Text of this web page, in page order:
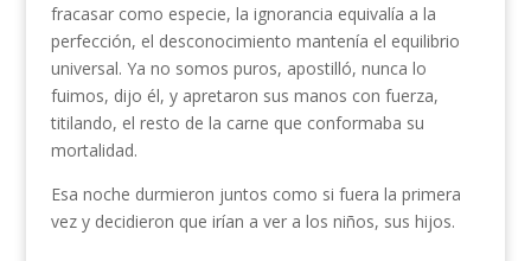
fracasar como especie, la ignorancia equivalía a la
perfección, el desconocimiento mantenía el equilibrio
universal. Ya no somos puros, apostilló, nunca lo
fuimos, dijo él, y apretaron sus manos con fuerza,
titilando, el resto de la carne que conformaba su
mortalidad.
Esa noche durmieron juntos como si fuera la primera
vez y decidieron que irían a ver a los niños, sus hijos.